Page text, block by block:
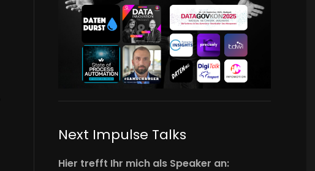
Next Impulse Talks
Hier trefft Ihr mich als Speaker an: